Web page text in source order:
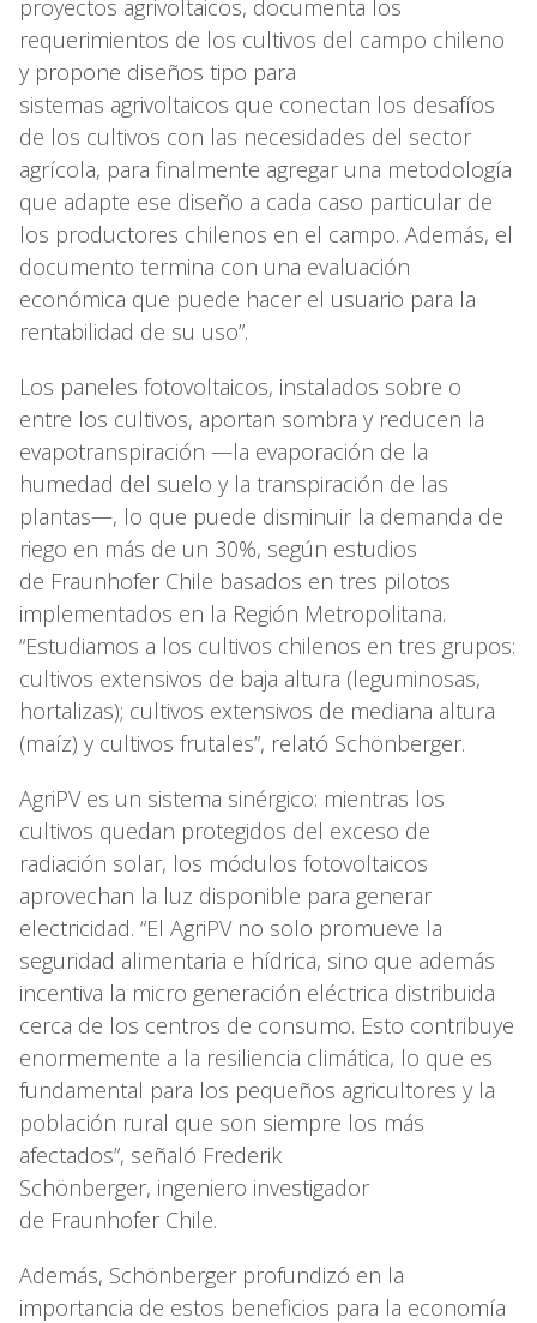
proyectos agrivoltaicos, documenta los
requerimientos de los cultivos del campo chileno
y propone diseños tipo para
sistemas agrivoltaicos que conectan los desafíos
de los cultivos con las necesidades del sector
agrícola, para finalmente agregar una metodología
que adapte ese diseño a cada caso particular de
los productores chilenos en el campo. Además, el
documento termina con una evaluación
económica que puede hacer el usuario para la
rentabilidad de su uso”.
Los paneles fotovoltaicos, instalados sobre o
entre los cultivos, aportan sombra y reducen la
evapotranspiración —la evaporación de la
humedad del suelo y la transpiración de las
plantas—, lo que puede disminuir la demanda de
riego en más de un 30%, según estudios
de Fraunhofer Chile basados en tres pilotos
implementados en la Región Metropolitana.
“Estudiamos a los cultivos chilenos en tres grupos:
cultivos extensivos de baja altura (leguminosas,
hortalizas); cultivos extensivos de mediana altura
(maíz) y cultivos frutales”, relató Schönberger.
AgriPV es un sistema sinérgico: mientras los
cultivos quedan protegidos del exceso de
radiación solar, los módulos fotovoltaicos
aprovechan la luz disponible para generar
electricidad. “El AgriPV no solo promueve la
seguridad alimentaria e hídrica, sino que además
incentiva la micro generación eléctrica distribuida
cerca de los centros de consumo. Esto contribuye
enormemente a la resiliencia climática, lo que es
fundamental para los pequeños agricultores y la
población rural que son siempre los más
afectados”, señaló Frederik
Schönberger, ingeniero investigador
de Fraunhofer Chile.
Además, Schönberger profundizó en la
importancia de estos beneficios para la economía